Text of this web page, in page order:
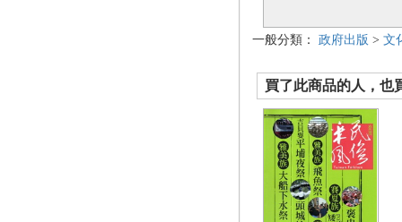
一般分類： 政府出版 > 文
買了此商品的人，也